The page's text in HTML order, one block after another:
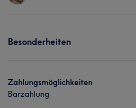
Portfolio
Portfolio
Besonderheiten
Zahlungsmöglichkeiten
Barzahlung